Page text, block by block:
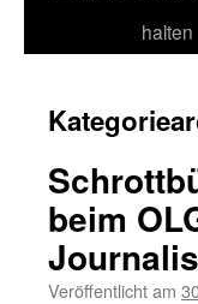
halten
beim
Veröffentlicht am